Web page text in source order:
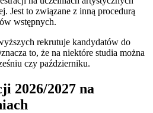
Jest to związane z inną procedurą
wstępnych.
rekrutuje kandydatów do
to, że na niektóre studia można
czy październiku.
2026/2027 na